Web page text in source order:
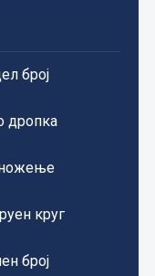
број
дропка
круг
број